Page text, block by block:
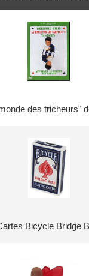
des tricheurs"
Bicycle Bridge